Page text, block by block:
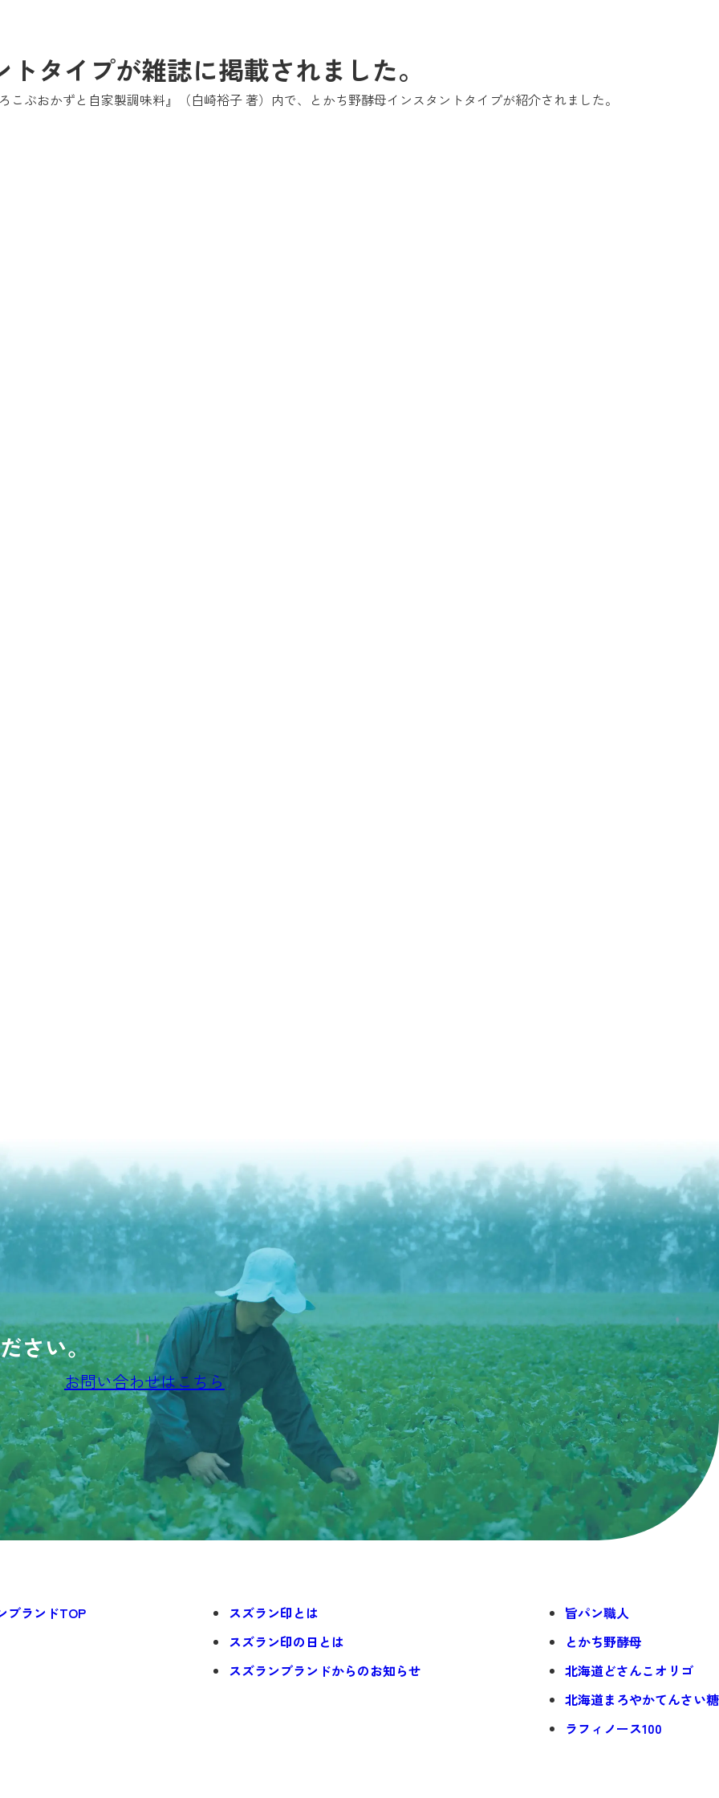
タイプが雑誌に掲載されました。
ぶおかずと自家製調味料』（白崎裕子 著）内で、とかち野酵母インスタントタイプが紹介されました。
さい。
お問い合わせはこちら
ブランドTOP
スズラン印とは
スズラン印の日とは
スズランブランドからのお知らせ
旨パン職人
とかち野酵母
北海道どさんこオリゴ
北海道まろやかてんさい糖
ラフィノース100